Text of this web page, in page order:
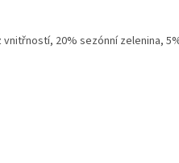
20% sezónní zelenina,